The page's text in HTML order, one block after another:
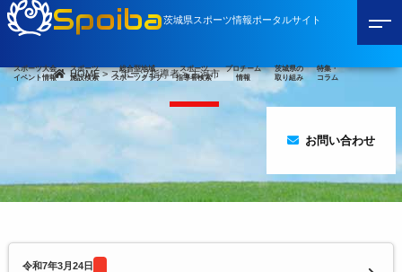
Spoiba茨城県スポーツ情報ポータルサイト
スポーツ大会
イベント情報
スポーツ
施設検索
総合型地域
スポーツクラブ
スポーツ
指導者検索
プロチーム
情報
茨城県の
取り組み
特集・
コラム
お問い合わせ
HOME>スポーツ指導者>古河市
令和7年3月24日